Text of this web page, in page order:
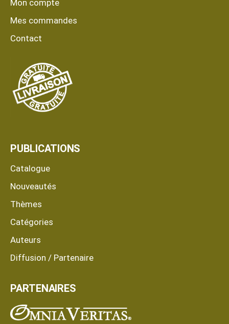
Mon compte
Mes commandes
Contact
PUBLICATIONS
Catalogue
Nouveautés
Thèmes
Catégories
Auteurs
Diffusion / Partenaire
PARTENAIRES